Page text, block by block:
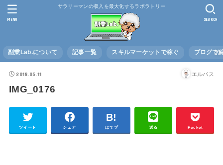
サラリーマンの収入を最大化するラボラトリー
副業Lab.について 記事一覧 スキルマーケットで稼ぐ ブログで
SEARCH
MENU
2018.05.11 エルバス
IMG_0176
ツイート シェア はてブ 送る Pocket